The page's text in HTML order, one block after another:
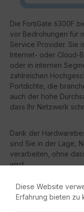
Die FortiGate 6300F
vor Bedrohungen für
Service Provider. Sie
Internet- oder Cloud-
oder in internen
zahlreichen
Portdichte, die
auch der hohe
dass Ihr Netzwerk
Dank der
sind Sie in der Lage,
verarbeiten, ohne
wird.
Vorteile:
Diese Website
Erfahrung bieten zu